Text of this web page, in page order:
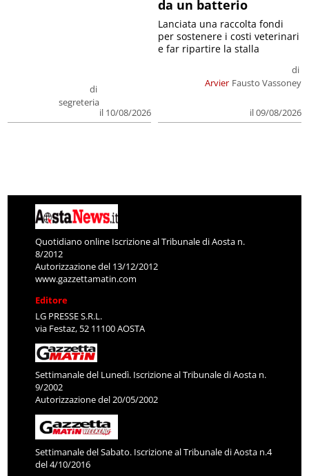
di
segreteria
il 10/08/2026
da un batterio
Arvier
di
Fausto Vassoney
il 09/08/2026
Lanciata una raccolta fondi
per sostenere i costi veterinari
e far ripartire la stalla
Quotidiano online Iscrizione al Tribunale di Aosta n.
8/2012
Autorizzazione del 13/12/2012
www.gazzettamatin.com
Editore
LG PRESSE S.R.L.
via Festaz, 52 11100 AOSTA
Settimanale del Lunedì. Iscrizione al Tribunale di Aosta n.
9/2002
Autorizzazione del 20/05/2002
Settimanale del Sabato. Iscrizione al Tribunale di Aosta n.4
del 4/10/2016